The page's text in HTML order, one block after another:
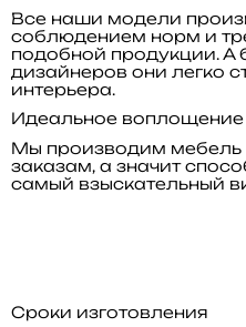
Все наши модели
соблюдением норм и
подобной продукции. А
дизайнеров они легко
интерьера.
Идеальное
Мы производим мебель
заказам, а значит
самый взыскательный
Сроки изготовления